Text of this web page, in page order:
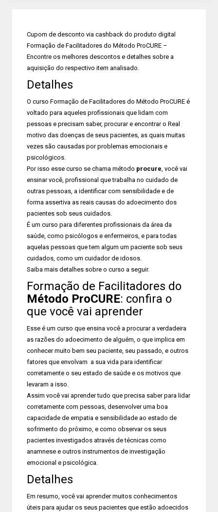
Cupom de desconto via cashback do produto digital
Formação de Facilitadores do Método ProCURE –
Encontre os melhores descontos e detalhes sobre a
aquisição do respectivo item analisado.
Detalhes
O curso Formação de Facilitadores do Método ProCURE é
voltado para aqueles profissionais que lidam com
pessoas e precisam saber, procurar e encontrar o Real
motivo das doenças de seus pacientes, as quais muitas
vezes são causadas por problemas emocionais e
psicológicos.
Por isso esse curso se chama método procure, você vai
ensinar você, profissional que trabalha no cuidado de
outras pessoas, a identificar com sensibilidade e de
forma assertiva as reais causas do adoecimento dos
pacientes sob seus cuidados.
É um curso para diferentes profissionais da área da
saúde, como psicólogos e enfermeiros, e para todas
aquelas pessoas que tem algum um paciente sob seus
cuidados, como um cuidador de idosos.
Saiba mais detalhes sobre o curso a seguir.
Formação de Facilitadores do
Método ProCURE: confira o
que você vai aprender
Esse é um curso que ensina você a procurar a verdadeira
as razões do adoecimento de alguém, o que implica em
conhecer muito bem seu paciente, seu passado, e outros
fatores que envolvam a sua vida para identificar
corretamente o seu estado de saúde e os motivos que
levaram a isso.
Assim você vai aprender tudo que precisa saber para lidar
corretamente com pessoas, desenvolver uma boa
capacidade de empatia e sensibilidade ao estado de
sofrimento do próximo, e como observar os seus
pacientes investigados através de técnicas como
anamnese e outros instrumentos de investigação
emocional e psicológica.
Detalhes
Em resumo, você vai aprender muitos conhecimentos
úteis para ajudar os seus pacientes que estão adoecidos